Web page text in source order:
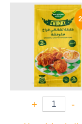
-
+
السعر
الأصلي
هو:
45 EGP.
السعر
هو:
35 EGP.